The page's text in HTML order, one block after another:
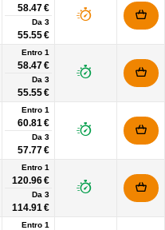
58.47 €
Da 3
55.55 €
Entro 1
58.47 €
Da 3
55.55 €
Entro 1
60.81 €
Da 3
57.77 €
Entro 1
120.96 €
Da 3
114.91 €
Entro 1